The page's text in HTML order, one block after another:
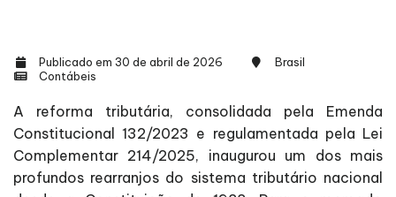
Publicado em 30 de abril de 2026
Brasil
Contábeis
A reforma tributária, consolidada pela Emenda
Constitucional 132/2023 e regulamentada pela Lei
Complementar 214/2025, inaugurou um dos mais
profundos rearranjos do sistema tributário nacional